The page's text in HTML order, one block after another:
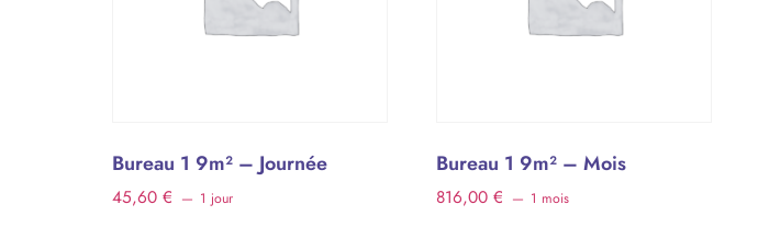
Bureau 1 9m² – Journée
45,60 € 1 jour
Bureau 1 9m² – Mois
816,00 € 1 mois